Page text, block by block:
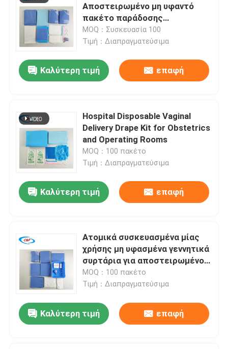
Αποστειρωμένο μη υφαντό
πακέτο παράδοσης
μητρότητας Κιτ μαιευτικής
επέμβασης
MOQ：Συσκευασία 100
Τιμή：Διαπραγματεύσιμα
Καλύτερη τιμή επαφή
Hospital Disposable Vaginal
Delivery Drape Kit for Obstetrics
and Operating Rooms
MOQ：100 πακέτο
Τιμή：Διαπραγματεύσιμα
Καλύτερη τιμή επαφή
Ατομικά συσκευασμένα μίας
χρήσης μη υφασμένα γεννητικά
συρτάρια για αποστειρωμένο
φράγμα
MOQ：100 πακέτο
Τιμή：Διαπραγματεύσιμα
Καλύτερη τιμή επαφή